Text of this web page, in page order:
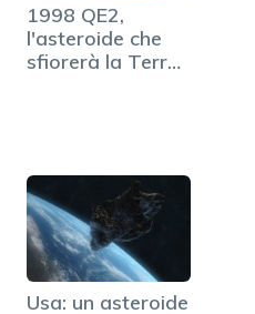
1998 QE2,
l'asteroide che
sfiorerà la Terra
Usa: un asteroide